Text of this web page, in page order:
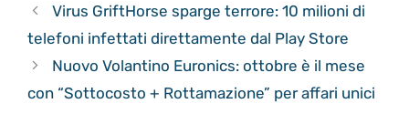
Virus GriftHorse sparge terrore: 10 milioni di
telefoni infettati direttamente dal Play Store
Nuovo Volantino Euronics: ottobre è il mese
con “Sottocosto + Rottamazione” per affari unici